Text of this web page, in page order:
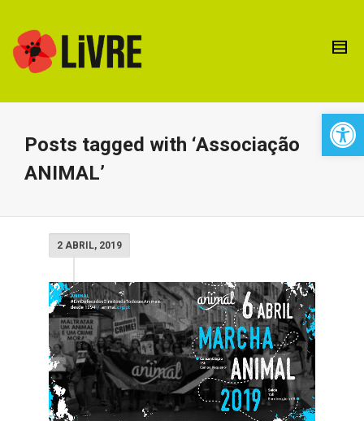
Posts tagged with ‘Associação
ANIMAL’
2 ABRIL, 2019